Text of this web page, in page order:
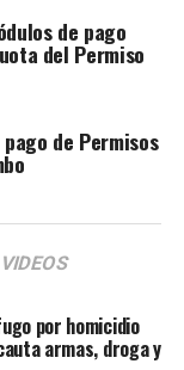
de pago
del Permiso
de Permisos
VIDEOS
por homicidio
armas, droga y